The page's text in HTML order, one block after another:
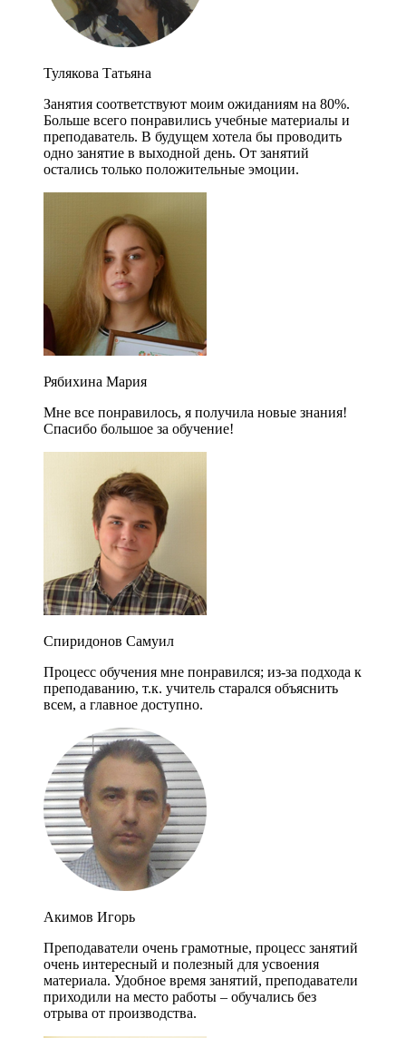
Тулякова Татьяна
Занятия соответствуют моим ожиданиям на 80%.
Больше всего понравились учебные материалы и
преподаватель. В будущем хотела бы проводить
одно занятие в выходной день. От занятий
остались только положительные эмоции.
Рябихина Мария
Мне все понравилось, я получила новые знания!
Спасибо большое за обучение!
Спиридонов Самуил
Процесс обучения мне понравился; из-за подхода к
преподаванию, т.к. учитель старался объяснить
всем, а главное доступно.
Акимов Игорь
Преподаватели очень грамотные, процесс занятий
очень интересный и полезный для усвоения
материала. Удобное время занятий, преподаватели
приходили на место работы – обучались без
отрыва от производства.